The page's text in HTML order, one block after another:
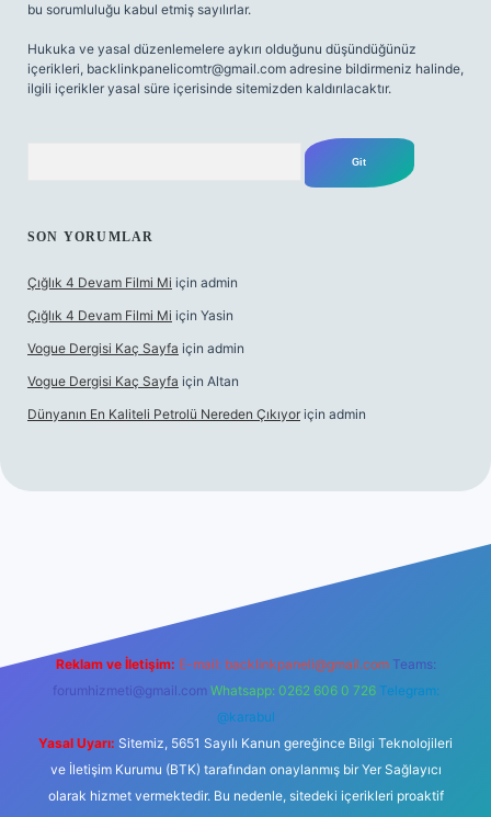
bu sorumluluğu kabul etmiş sayılırlar.
Hukuka ve yasal düzenlemelere aykırı olduğunu düşündüğünüz
içerikleri, backlinkpanelicomtr@gmail.com adresine bildirmeniz halinde,
ilgili içerikler yasal süre içerisinde sitemizden kaldırılacaktır.
SON YORUMLAR
Çığlık 4 Devam Filmi Mi için admin
Çığlık 4 Devam Filmi Mi için Yasin
Vogue Dergisi Kaç Sayfa için admin
Vogue Dergisi Kaç Sayfa için Altan
Dünyanın En Kaliteli Petrolü Nereden Çıkıyor için admin
Reklam ve İletişim: E-mail: backlinkpaneli@gmail.com Teams:
forumhizmeti@gmail.com Whatsapp: 0262 606 0 726 Telegram:
@karabul
Yasal Uyarı: Sitemiz, 5651 Sayılı Kanun gereğince Bilgi Teknolojileri
ve İletişim Kurumu (BTK) tarafından onaylanmış bir Yer Sağlayıcı
olarak hizmet vermektedir. Bu nedenle, sitedeki içerikleri proaktif